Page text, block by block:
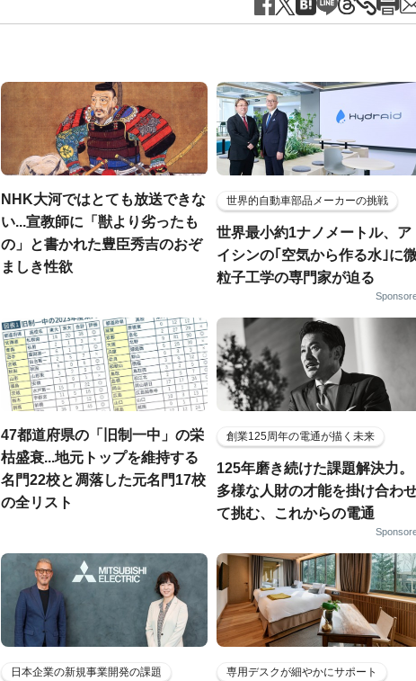
NHK大河ではとても放送できな
い...宣教師に「獣より劣ったも
の」と書かれた豊臣秀吉のおぞ
ましき性欲
世界的自動車部品メーカーの挑戦
世界最小約1ナノメートル、ア
イシンの｢空気から作る水｣に
粒子工学の専門家が迫る
47都道府県の「旧制一中」の栄
枯盛衰...地元トップを維持する
名門22校と凋落した元名門17校
の全リスト
創業125周年の電通が描く未来
125年磨き続けた課題解決力。
多様な人財の才能を掛け合わ
て挑む、これからの電通
日本企業の新規事業開発の課題 専用デスクが細やかにサポート